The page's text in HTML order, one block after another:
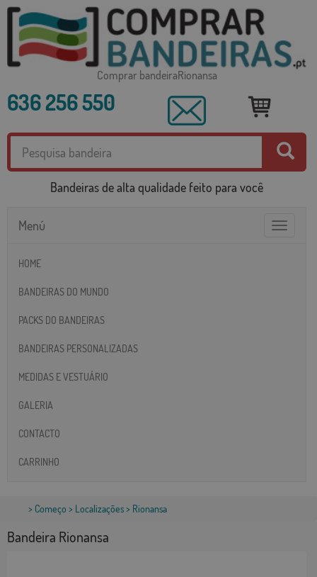
Comprar bandeiraRionansa
636 256 550
Bandeiras de alta qualidade feito para você
Toggle
Menú
HOME
BANDEIRAS DO MUNDO
PACKS DO BANDEIRAS
BANDEIRAS PERSONALIZADAS
MEDIDAS E VESTUÁRIO
GALERIA
CONTACTO
CARRINHO
> Começo > Localizações> Rionansa
Bandeira Rionansa